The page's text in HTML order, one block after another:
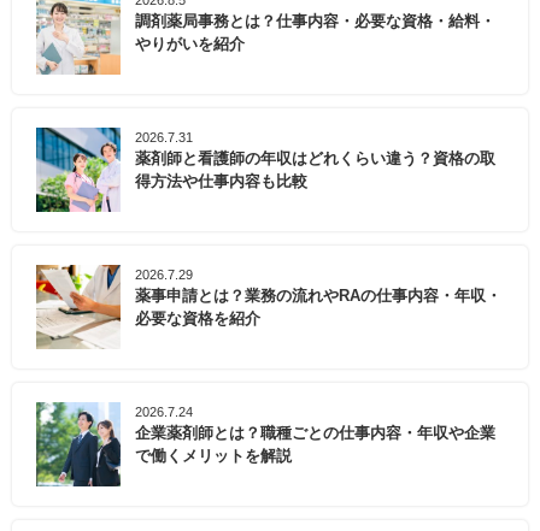
調剤薬局事務とは？仕事内容・必要な資格・給料・
やりがいを紹介
2026.7.31
薬剤師と看護師の年収はどれくらい違う？資格の取
得方法や仕事内容も比較
2026.7.29
薬事申請とは？業務の流れやRAの仕事内容・年収・
必要な資格を紹介
2026.7.24
企業薬剤師とは？職種ごとの仕事内容・年収や企業
で働くメリットを解説